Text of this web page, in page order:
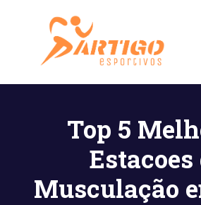
conteúdo
Top 5
Estacoes
Musculação